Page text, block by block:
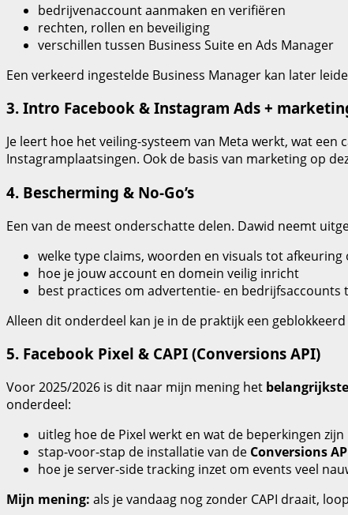
bedrijvenaccount aanmaken en verifiëren
rechten, rollen en beveiliging
verschillen tussen Business Suite en Ads Manager
Een verkeerd ingestelde Business Manager kan later
3. Intro Facebook & Instagram Ads +
Je leert hoe het veiling-systeem van Meta werkt, wat
Instagramplaatsingen. Ook de basis van marketing op
4. Bescherming & No-Go’s
Een van de meest onderschatte delen. Dawid neemt
welke type claims, woorden en visuals tot afkeuring
hoe je jouw account en domein veilig inricht
best practices om advertentie- en bedrijfsaccounts
Alleen dit onderdeel kan je in de praktijk een
5. Facebook Pixel & CAPI (Conversions API)
Voor 2025/2026 is dit naar mijn mening het
onderdeel:
uitleg hoe de Pixel werkt en wat de beperkingen zijn
stap-voor-stap de installatie van de Conversions
hoe je server-side tracking inzet om events veel
Mijn mening: als je vandaag nog zonder CAPI draait,